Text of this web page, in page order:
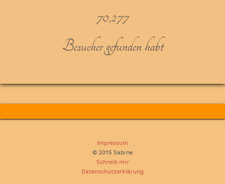
70,277
Besucher gefunden habt
Impressum
© 2015 Sabine
Schreib mir
Datenschutzerklärung